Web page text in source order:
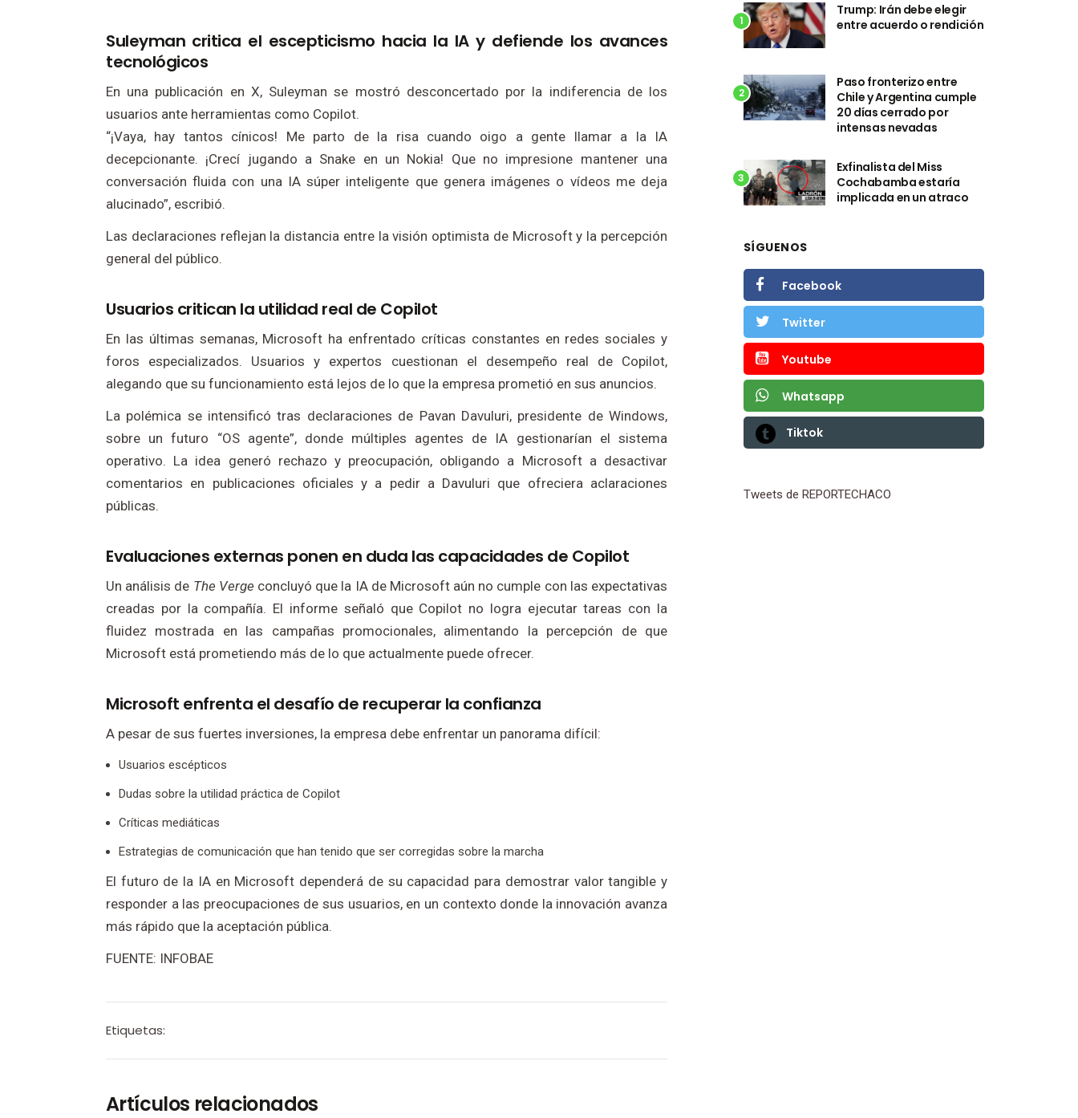
Suleyman critica el escepticismo hacia la IA y defiende los avances
tecnológicos
En una publicación en X, Suleyman se mostró desconcertado por la indiferencia de los
usuarios ante herramientas como Copilot.
“¡Vaya, hay tantos cínicos! Me parto de la risa cuando oigo a gente llamar a la IA
decepcionante. ¡Crecí jugando a Snake en un Nokia! Que no impresione mantener una
conversación fluida con una IA súper inteligente que genera imágenes o vídeos me deja
alucinado”, escribió.
Las declaraciones reflejan la distancia entre la visión optimista de Microsoft y la percepción
general del público.
Usuarios critican la utilidad real de Copilot
En las últimas semanas, Microsoft ha enfrentado críticas constantes en redes sociales y
foros especializados. Usuarios y expertos cuestionan el desempeño real de Copilot,
alegando que su funcionamiento está lejos de lo que la empresa prometió en sus anuncios.
La polémica se intensificó tras declaraciones de Pavan Davuluri, presidente de Windows,
sobre un futuro “OS agente”, donde múltiples agentes de IA gestionarían el sistema
operativo. La idea generó rechazo y preocupación, obligando a Microsoft a desactivar
comentarios en publicaciones oficiales y a pedir a Davuluri que ofreciera aclaraciones
públicas.
Evaluaciones externas ponen en duda las capacidades de Copilot
Un análisis de The Verge concluyó que la IA de Microsoft aún no cumple con las expectativas
creadas por la compañía. El informe señaló que Copilot no logra ejecutar tareas con la
fluidez mostrada en las campañas promocionales, alimentando la percepción de que
Microsoft está prometiendo más de lo que actualmente puede ofrecer.
Microsoft enfrenta el desafío de recuperar la confianza
A pesar de sus fuertes inversiones, la empresa debe enfrentar un panorama difícil:
Usuarios escépticos
Dudas sobre la utilidad práctica de Copilot
Críticas mediáticas
Estrategias de comunicación que han tenido que ser corregidas sobre la marcha
El futuro de la IA en Microsoft dependerá de su capacidad para demostrar valor tangible y
responder a las preocupaciones de sus usuarios, en un contexto donde la innovación avanza
más rápido que la aceptación pública.
FUENTE: INFOBAE
Etiquetas:
Artículos relacionados
1
Trump: Irán debe elegir
entre acuerdo o rendición
2
Paso fronterizo entre
Chile y Argentina cumple
20 días cerrado por
intensas nevadas
3
Exfinalista del Miss
Cochabamba estaría
implicada en un atraco
SÍGUENOS
Facebook
Twitter
Youtube
Whatsapp
Tiktok
Tweets de REPORTECHACO